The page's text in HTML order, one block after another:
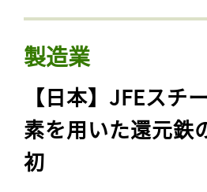
製造業
【日本】JFEスチ
素を用いた還元鉄
初